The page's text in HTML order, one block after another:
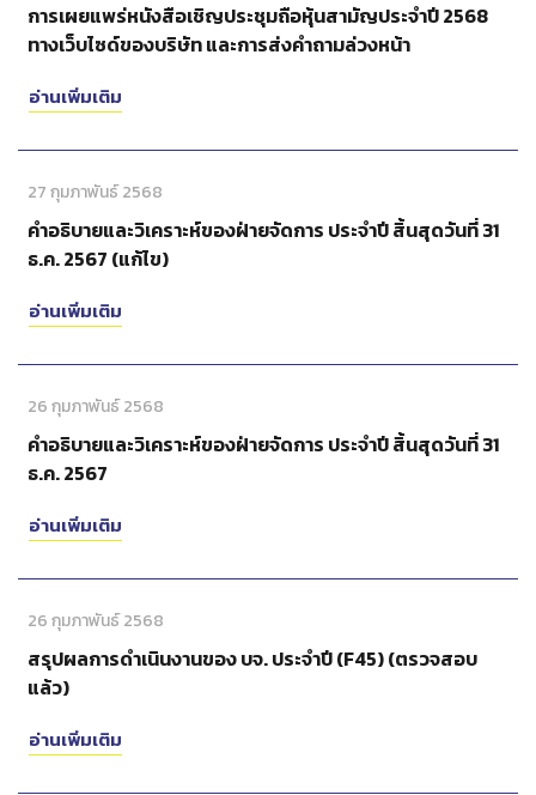
การเผยแพร่หนังสือเชิญประชุมถือหุ้นสามัญประจำปี 2568
ทางเว็บไซด์ของบริษัท และการส่งคำถามล่วงหน้า
อ่านเพิ่มเติม
27 กุมภาพันธ์ 2568
คำอธิบายและวิเคราะห์ของฝ่ายจัดการ ประจำปี สิ้นสุดวันที่ 31
ธ.ค. 2567 (แก้ไข)
อ่านเพิ่มเติม
26 กุมภาพันธ์ 2568
คำอธิบายและวิเคราะห์ของฝ่ายจัดการ ประจำปี สิ้นสุดวันที่ 31
ธ.ค. 2567
อ่านเพิ่มเติม
26 กุมภาพันธ์ 2568
สรุปผลการดำเนินงานของ บจ. ประจำปี (F45) (ตรวจสอบ
แล้ว)
อ่านเพิ่มเติม